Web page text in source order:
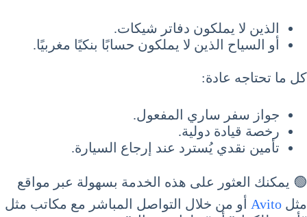
الذين لا يملكون دفاتر شيكات.
أو السياح الذين لا يملكون حسابًا بنكيًا مغربيًا.
كل ما تحتاجه عادة:
جواز سفر ساري المفعول.
رخصة قيادة دولية.
تأمين نقدي يُسترد عند إرجاع السيارة.
🟢 يمكنك العثور على هذه الخدمة بسهولة عبر مواقع
مثل Avito أو من خلال التواصل المباشر مع مكاتب مثل